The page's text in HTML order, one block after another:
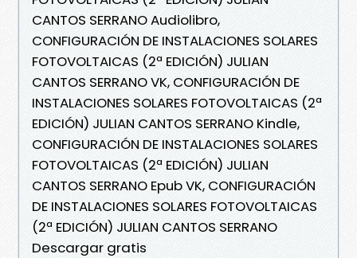
CANTOS SERRANO Audiolibro,
CONFIGURACIÓN DE INSTALACIONES SOLARES
FOTOVOLTAICAS (2ª EDICIÓN) JULIAN
CANTOS SERRANO VK, CONFIGURACIÓN DE
INSTALACIONES SOLARES FOTOVOLTAICAS (2ª
EDICIÓN) JULIAN CANTOS SERRANO Kindle,
CONFIGURACIÓN DE INSTALACIONES SOLARES
FOTOVOLTAICAS (2ª EDICIÓN) JULIAN
CANTOS SERRANO Epub VK, CONFIGURACIÓN
DE INSTALACIONES SOLARES FOTOVOLTAICAS
(2ª EDICIÓN) JULIAN CANTOS SERRANO
Descargar gratis